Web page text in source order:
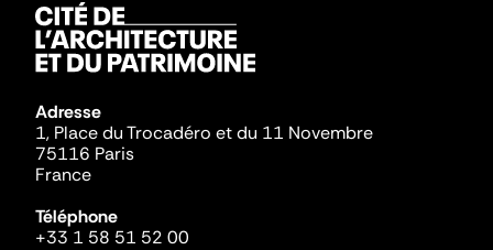
Adresse
1, Place du Trocadéro et du 11 Novembre
75116 Paris
France
Téléphone
+33 1 58 51 52 00